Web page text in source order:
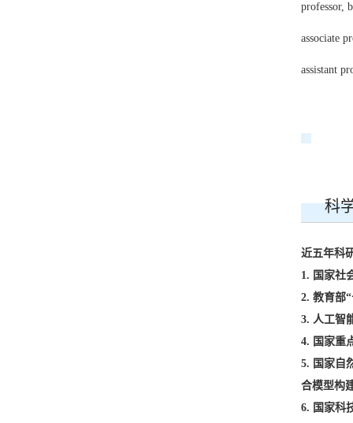
professor,
associate
assistant
科
近五年科
1. 国家社
2. 教育部
3. 人工智
4. 国家重
5. 国家自
合模型构
6. 国家科